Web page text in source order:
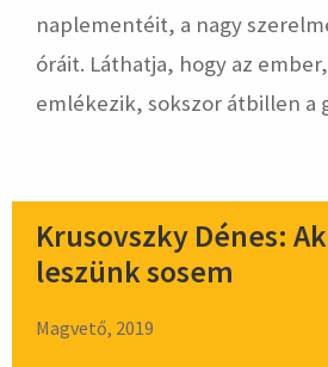
naplementéit, a nagy
óráit. Láthatja, hogy az
emlékezik, sokszor átbillen a
Krusovszky Dénes:
leszünk sosem
Magvető, 2019